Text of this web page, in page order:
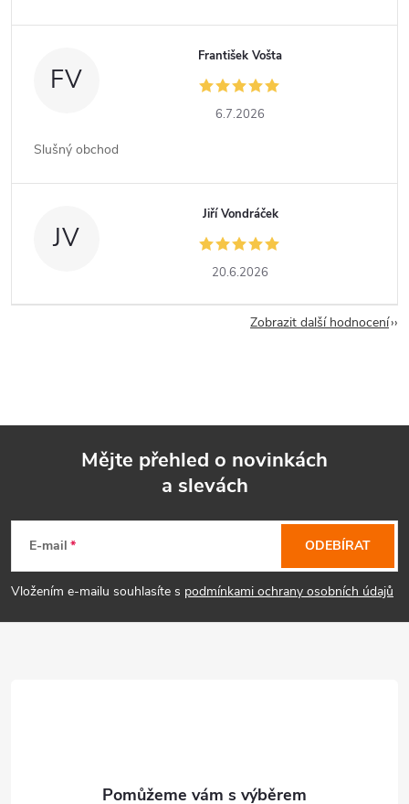
FV
František Vošta
6.7.2026
Slušný obchod
JV
Jiří Vondráček
20.6.2026
Zobrazit další hodnocení
p
a
Mějte přehled o novinkách
a slevách
E-mail
Vložením e-mailu souhlasíte s podmínkami ochrany osobních údajů
ODEBÍRAT